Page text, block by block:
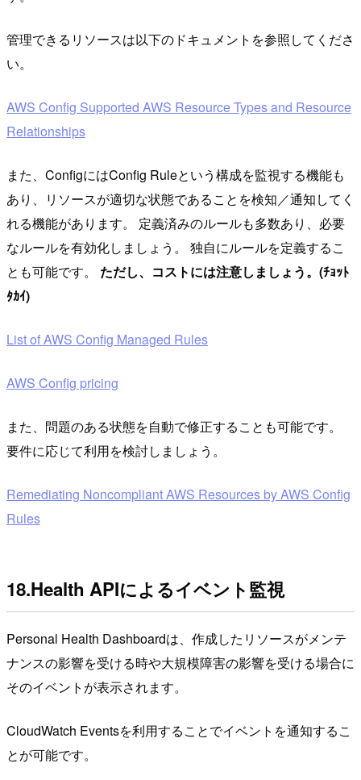
管理できるリソースは以下のドキュメントを参照してくださ
い。
AWS Config Supported AWS Resource Types and Resource
Relationships
また、ConfigにはConfig Ruleという構成を監視する機能も
あり、リソースが適切な状態であることを検知／通知してく
れる機能があります。 定義済みのルールも多数あり、必要
なルールを有効化しましょう。 独自にルールを定義するこ
とも可能です。 ただし、コストには注意しましょう。(ﾁｮｯﾄ
ﾀｶｲ)
List of AWS Config Managed Rules
AWS Config pricing
また、問題のある状態を自動で修正することも可能です。
要件に応じて利用を検討しましょう。
Remediating Noncompliant AWS Resources by AWS Config
Rules
18.Health APIによるイベント監視
Personal Health Dashboardは、作成したリソースがメンテ
ナンスの影響を受ける時や大規模障害の影響を受ける場合に
そのイベントが表示されます。
CloudWatch Eventsを利用することでイベントを通知するこ
とが可能です。